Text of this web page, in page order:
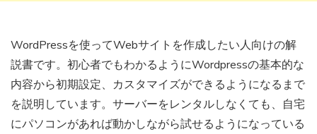
WordPressを使ってWebサイトを作成したい人向けの解
説書です。初心者でもわかるようにWordpressの基本的な
内容から初期設定、カスタマイズができるようになるまで
を説明しています。サーバーをレンタルしなくても、自宅
にパソコンがあれば動かしながら試せるようになっている